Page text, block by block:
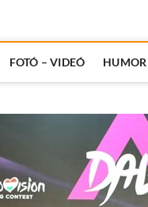
FOTÓ – VIDEÓ HUMOR